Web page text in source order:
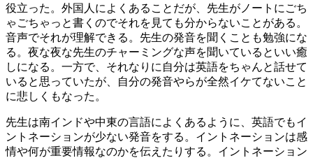
役立った。外国人によくあることだが、先生がノートにごち
ゃごちゃっと書くのでそれを見ても分からないことがある。
音声でそれが理解できる。先生の発音を聞くことも勉強にな
る。夜な夜な先生のチャーミングな声を聞いているといい癒
しになる。一方で、それなりに自分は英語をちゃんと話せて
いると思っていたが、自分の発音やらが全然イケてないこと
に悲しくもなった。
先生は南インドや中東の言語によくあるように、英語でもイ
ントネーションが少ない発音をする。イントネーションは感
情や何が重要情報なのかを伝えたりする。イントネーション